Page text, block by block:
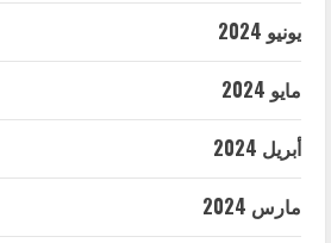
يونيو 2024
مايو 2024
أبريل 2024
مارس 2024